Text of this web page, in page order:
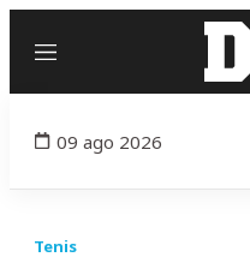
Menú
09 ago 2026
Tenis